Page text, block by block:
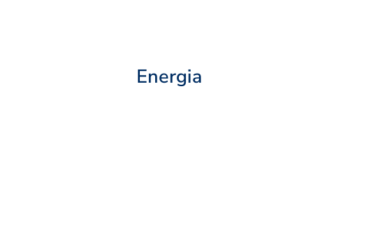
Energia